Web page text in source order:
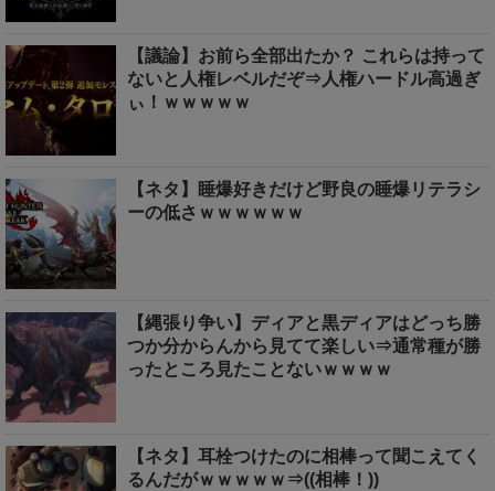
【議論】お前ら全部出たか？ これらは持って
ないと人権レベルだぞ⇒人権ハードル高過ぎ
ぃ！ｗｗｗｗｗ
【ネタ】睡爆好きだけど野良の睡爆リテラシ
ーの低さｗｗｗｗｗｗ
【縄張り争い】ディアと黒ディアはどっち勝
つか分からんから見てて楽しい⇒通常種が勝
ったところ見たことないｗｗｗｗ
【ネタ】耳栓つけたのに相棒って聞こえてく
るんだがｗｗｗｗｗ⇒((相棒！))